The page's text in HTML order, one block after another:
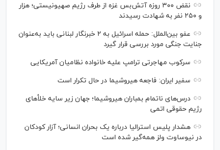
نقض ۳۰۰ روزه آتش‌بس غزه از طرف رژیم صهیونیستی؛ هزار
و ۲۵۰ نفر به شهادت رسیدند
عفو بین‌الملل: حمله اسرائیل به ۲ خبرنگار لبنانی باید به‌عنوان
جنایت جنگی مورد بررسی قرار گیرد
سرکوب مهاجرتی ترامپ علیه خانواده نظامیان آمریکایی
سفیر ایران: فاجعه هیروشیما در حال تکرار است
درس‌های ناتمام بمباران هیروشیما؛ جهان زیر سایه خلأ‌های
رژیم حقوقی اتمی
هشدار پلیس استرالیا درباره یک بحران انسانی؛ آزار کودکان
در نیوساوت ولز همه‌گیر شده است